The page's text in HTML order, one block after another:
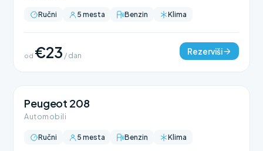
Ručni 5 mesta Benzin Klima
od €23 / dan Rezerviši
Peugeot 208
Automobili
Ručni 5 mesta Benzin Klima